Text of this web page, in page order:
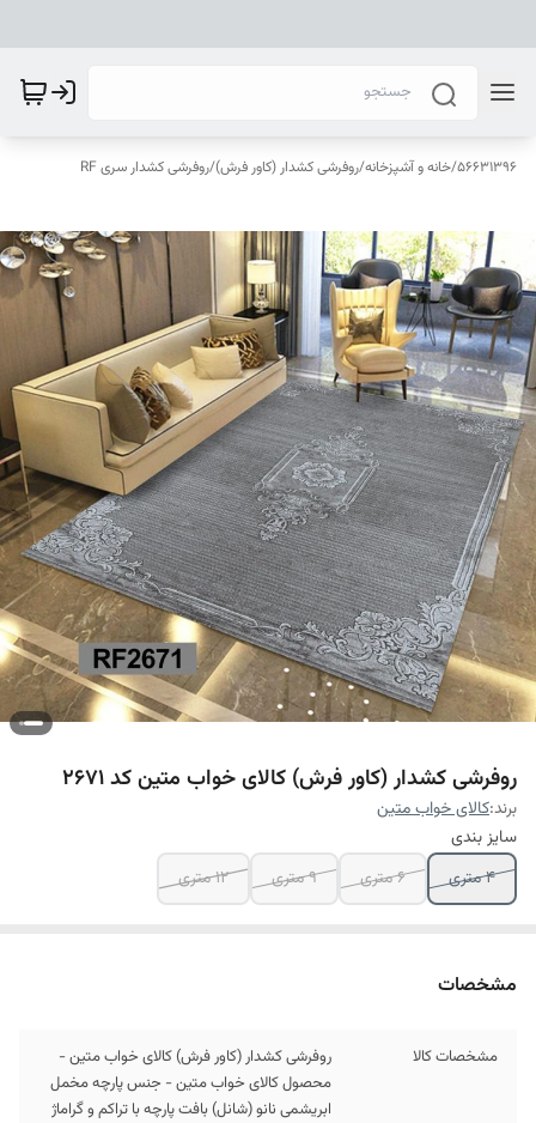
56631396
/خانه و آشپزخانه/روفرشی کشدار (کاور فرش)/روفرشی کشدار سری RF
روفرشی کشدار (کاور فرش) کالای خواب متین کد 2671
برند:کالای خواب متین
سایز بندی
4 متری
6 متری 9 متری 12 متری
مشخصات
مشخصات کالا
روفرشی کشدار (کاور فرش) کالای خواب متین -
محصول کالای خواب متین - جنس پارچه مخمل
ابریشمی نانو (شانل) بافت پارچه با تراکم و گراماژ